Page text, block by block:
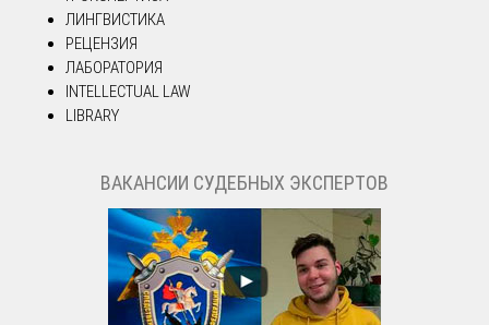
ЛИНГВИСТИКА
РЕЦЕНЗИЯ
ЛАБОРАТОРИЯ
INTELLECTUAL LAW
LIBRARY
ВАКАНСИИ СУДЕБНЫХ ЭКСПЕРТОВ